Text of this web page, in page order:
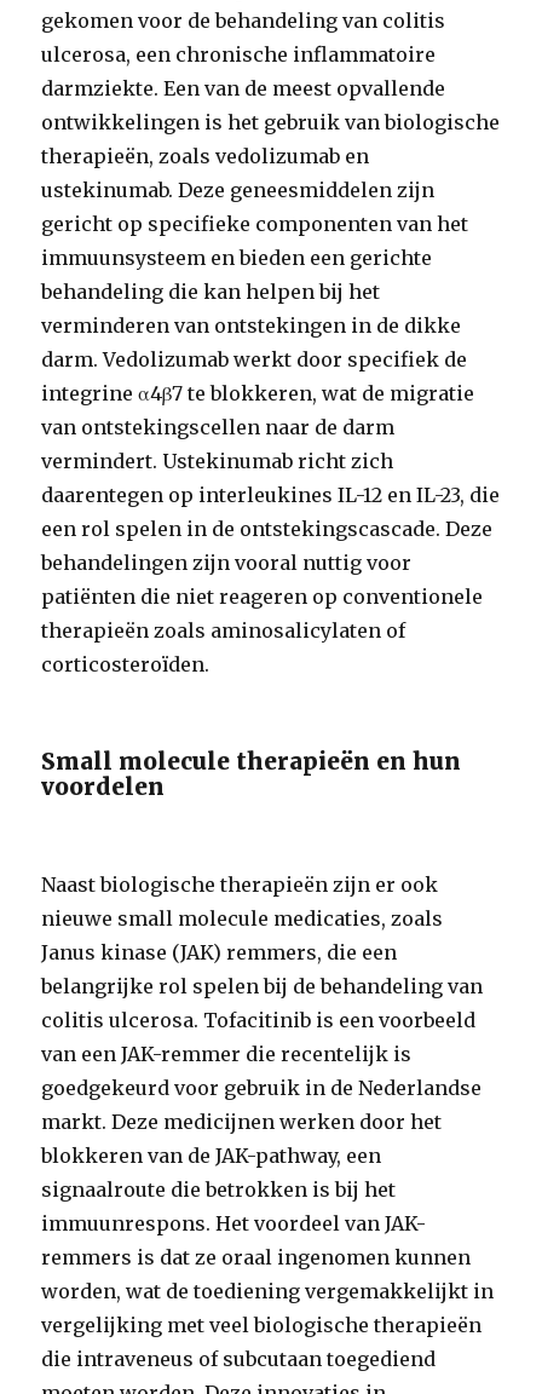
gekomen voor de behandeling van colitis
ulcerosa, een chronische inflammatoire
darmziekte. Een van de meest opvallende
ontwikkelingen is het gebruik van biologische
therapieën, zoals vedolizumab en
ustekinumab. Deze geneesmiddelen zijn
gericht op specifieke componenten van het
immuunsysteem en bieden een gerichte
behandeling die kan helpen bij het
verminderen van ontstekingen in de dikke
darm. Vedolizumab werkt door specifiek de
integrine α4β7 te blokkeren, wat de migratie
van ontstekingscellen naar de darm
vermindert. Ustekinumab richt zich
daarentegen op interleukines IL-12 en IL-23, die
een rol spelen in de ontstekingscascade. Deze
behandelingen zijn vooral nuttig voor
patiënten die niet reageren op conventionele
therapieën zoals aminosalicylaten of
corticosteroïden.
Small molecule therapieën en hun
voordelen
Naast biologische therapieën zijn er ook
nieuwe small molecule medicaties, zoals
Janus kinase (JAK) remmers, die een
belangrijke rol spelen bij de behandeling van
colitis ulcerosa. Tofacitinib is een voorbeeld
van een JAK-remmer die recentelijk is
goedgekeurd voor gebruik in de Nederlandse
markt. Deze medicijnen werken door het
blokkeren van de JAK-pathway, een
signaalroute die betrokken is bij het
immuunrespons. Het voordeel van JAK-
remmers is dat ze oraal ingenomen kunnen
worden, wat de toediening vergemakkelijkt in
vergelijking met veel biologische therapieën
die intraveneus of subcutaan toegediend